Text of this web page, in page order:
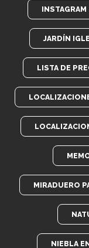
INSTAGRAM
JARDÍN
LISTA DE
MIRADUERO
NIEBLA